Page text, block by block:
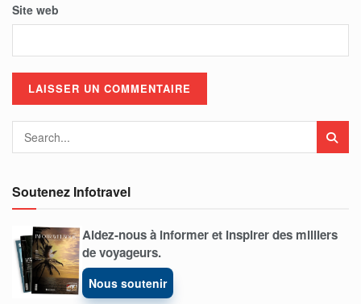
Site web
Soutenez Infotravel
Aidez-nous à informer et inspirer des milliers
de voyageurs.
Nous soutenir